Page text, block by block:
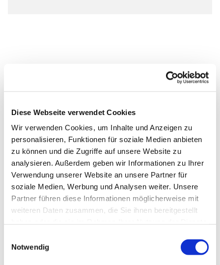
Diese Webseite verwendet Cookies
Wir verwenden Cookies, um Inhalte und Anzeigen zu
personalisieren, Funktionen für soziale Medien anbieten
zu können und die Zugriffe auf unsere Website zu
analysieren. Außerdem geben wir Informationen zu Ihrer
Verwendung unserer Website an unsere Partner für
soziale Medien, Werbung und Analysen weiter. Unsere
Partner führen diese Informationen möglicherweise mit
weiteren Daten zusammen, die Sie ihnen bereitgestellt
Notwendig